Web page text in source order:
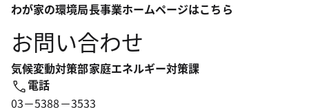
わが家の環境局長事業ホームページはこちら
お問い合わせ
気候変動対策部家庭エネルギー対策課
電話
03－5388－3533